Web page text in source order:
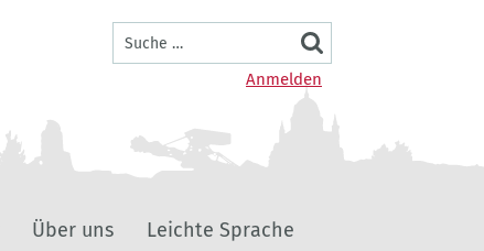
Benutzermenü
Anmelden
Suche
Über uns Leichte Sprache